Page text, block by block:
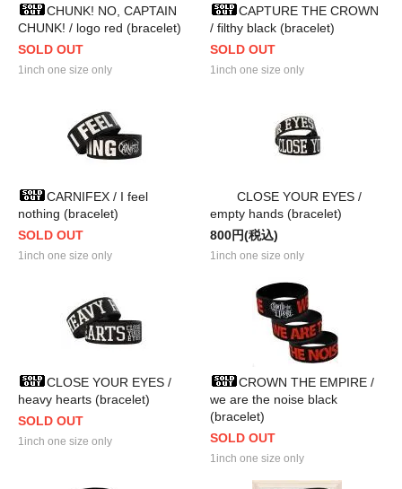
CHUNK! NO, CAPTAIN
CHUNK! / logo red (bracelet)
SOLD OUT
1inch one size only
CAPTURE THE CROWN
/ filthy black (bracelet)
SOLD OUT
1inch one size only
CARNIFEX / I feel
nothing (bracelet)
SOLD OUT
1inch one size only
CLOSE YOUR EYES /
empty hands (bracelet)
800円(税込)
1inch one size only
CLOSE YOUR EYES /
heavy hearts (bracelet)
SOLD OUT
1inch one size only
CROWN THE EMPIRE /
we are the noise black
(bracelet)
SOLD OUT
1inch one size only